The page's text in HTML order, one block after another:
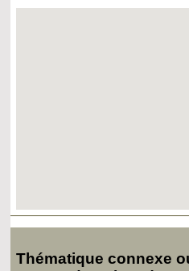
Thématique connexe